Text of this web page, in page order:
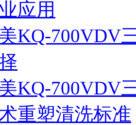
应用
KQ-700VDV
KQ-700VDV
重塑清洗标准